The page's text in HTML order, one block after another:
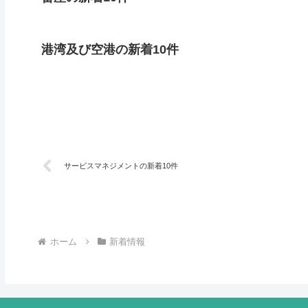
港湾及び空港の新着10件
サービスマネジメントの新着10件
ホーム 新着情報